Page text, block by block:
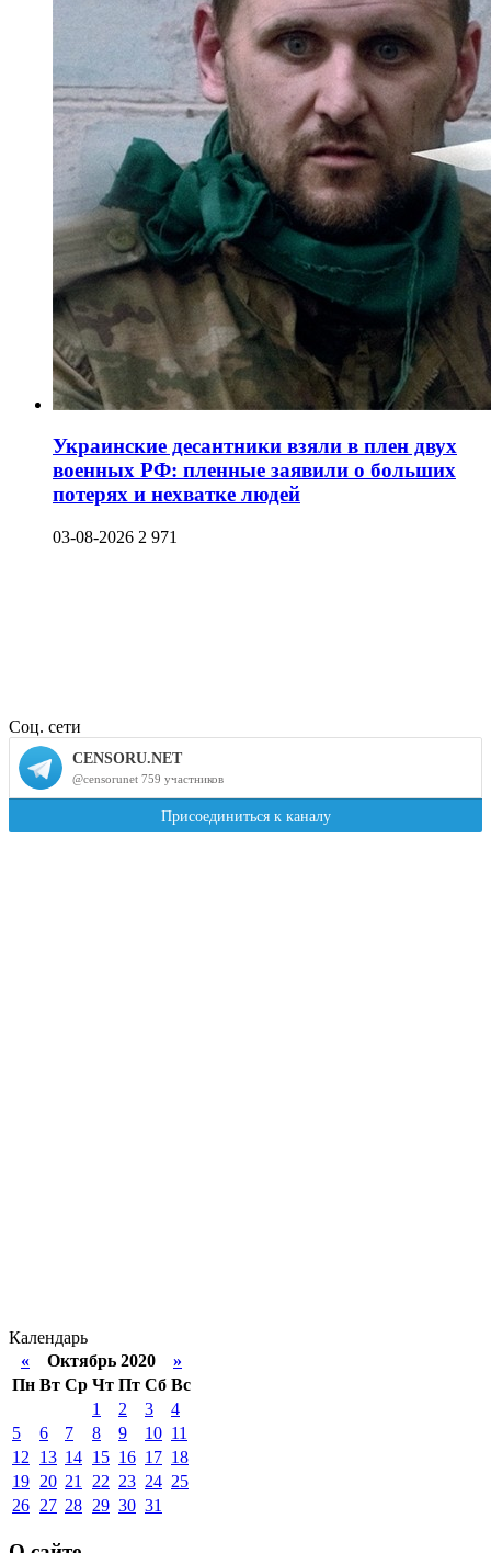
Украинские десантники взяли в плен двух
военных РФ: пленные заявили о больших
потерях и нехватке людей
03-08-2026 2 971
Соц. сети
Календарь
« Октябрь 2020 »
Пн Вт Ср Чт Пт Сб Вс
1
2 3
4
5
6 7 8 9 10 11
12
13 14 15 16 17 18
19 20 21 22 23 24 25
26 27 28 29 30 31